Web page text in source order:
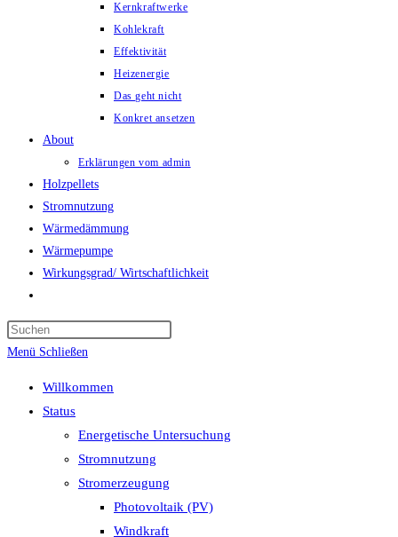
Kernkraftwerke
Kohlekraft
Effektivität
Heizenergie
Das geht nicht
Konkret ansetzen
About
Erklärungen vom admin
Holzpellets
Stromnutzung
Wärmedämmung
Wärmepumpe
Wirkungsgrad/ Wirtschaftlichkeit
umschalten
Menü Schließen
Willkommen
Status
Energetische Untersuchung
Stromnutzung
Stromerzeugung
Photovoltaik (PV)
Windkraft